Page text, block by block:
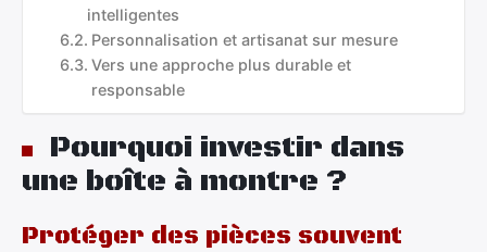
intelligentes
Personnalisation et artisanat sur mesure
Vers une approche plus durable et
responsable
Pourquoi investir dans
une boîte à montre ?
Protéger des pièces souvent